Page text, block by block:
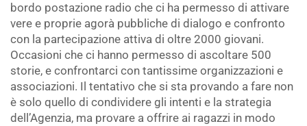
bordo postazione radio che ci ha permesso di attivare
vere e proprie agorà pubbliche di dialogo e confronto
con la partecipazione attiva di oltre 2000 giovani.
Occasioni che ci hanno permesso di ascoltare 500
storie, e confrontarci con tantissime organizzazioni e
associazioni. Il tentativo che si sta provando a fare non
è solo quello di condividere gli intenti e la strategia
dell’Agenzia, ma provare a offrire ai ragazzi in modo